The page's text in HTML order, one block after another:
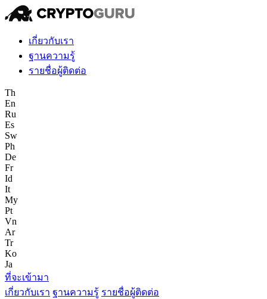
เกี่ยวกับเรา
ฐานความรู้
รายชื่อผู้ติดต่อ
Th
En
Ru
Es
Sw
Ph
De
Fr
Id
It
My
Pt
Vn
Ar
Tr
Ko
Ja
ที่จะเข้ามา
เกี่ยวกับเรา ฐานความรู้ รายชื่อผู้ติดต่อ